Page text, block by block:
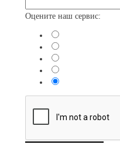
Оцените наш сервис: